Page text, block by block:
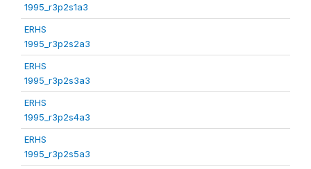
1995_r3p2s1a3
ERHS
1995_r3p2s2a3
ERHS
1995_r3p2s3a3
ERHS
1995_r3p2s4a3
ERHS
1995_r3p2s5a3